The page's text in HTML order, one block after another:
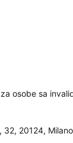
osobe sa
32, 20124,